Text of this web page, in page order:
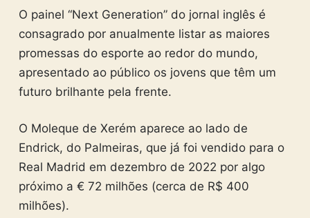
O painel “Next Generation” do jornal inglês é
consagrado por anualmente listar as maiores
promessas do esporte ao redor do mundo,
apresentado ao público os jovens que têm um
futuro brilhante pela frente.
O Moleque de Xerém aparece ao lado de
Endrick, do Palmeiras, que já foi vendido para o
Real Madrid em dezembro de 2022 por algo
próximo a € 72 milhões (cerca de R$ 400
milhões).